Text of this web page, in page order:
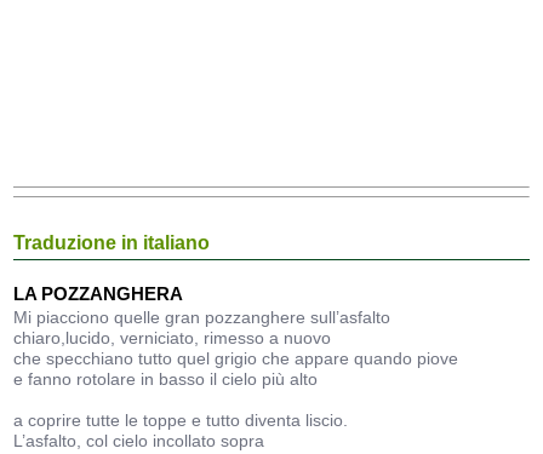
Traduzione in italiano
LA POZZANGHERA
Mi piacciono quelle gran pozzanghere sull’asfalto
chiaro,lucido, verniciato, rimesso a nuovo
che specchiano tutto quel grigio che appare quando piove
e fanno rotolare in basso il cielo più alto
a coprire tutte le toppe e tutto diventa liscio.
L’asfalto, col cielo incollato sopra